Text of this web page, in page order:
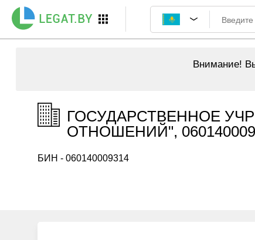
Внимание!
ГОСУДАРСТВЕННОЕ
ОТНОШЕНИЙ",
БИН - 060140009314